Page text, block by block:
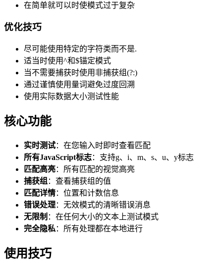
在简单就可以时使模式过于复杂
优化技巧
尽可能使用特定的字符类而不是.
适当时使用^和$锚定模式
当不需要捕获时使用非捕获组(?:)
通过谨慎使用量词避免过度回溯
使用实际数据大小测试性能
核心功能
实时测试：在您输入时即时查看匹配
所有JavaScript标志：支持g、i、m、s、u、y标志
匹配高亮：所有匹配的视觉高亮
捕获组 ：查看捕获组的值
匹配详情：位置和计数信息
错误处理：无效模式的清晰错误消息
无限制 ：在任何大小的文本上测试模式
完全隐私：所有处理都在本地进行
使用技巧